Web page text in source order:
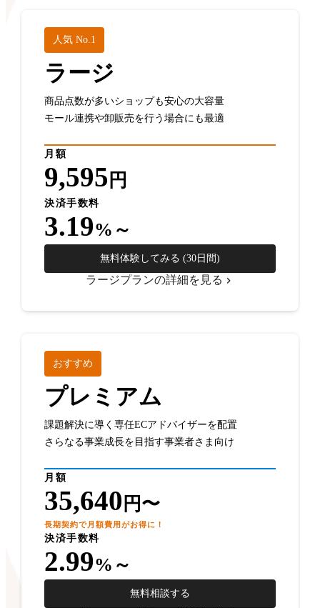
人気 No.1
ラージ
商品点数が多いショップも安心の大容量
モール連携や卸販売を行う場合にも最適
月額
9,595 円
決済手数料
3.19%～
無料体験してみる (30日間)
ラージプランの詳細を見る
おすすめ
プレミアム
課題解決に導く専任ECアドバイザーを配置
さらなる事業成長を目指す事業者さま向け
月額
35,640 円〜
長期契約で月額費用がお得に！
決済手数料
2.99%～
無料相談する